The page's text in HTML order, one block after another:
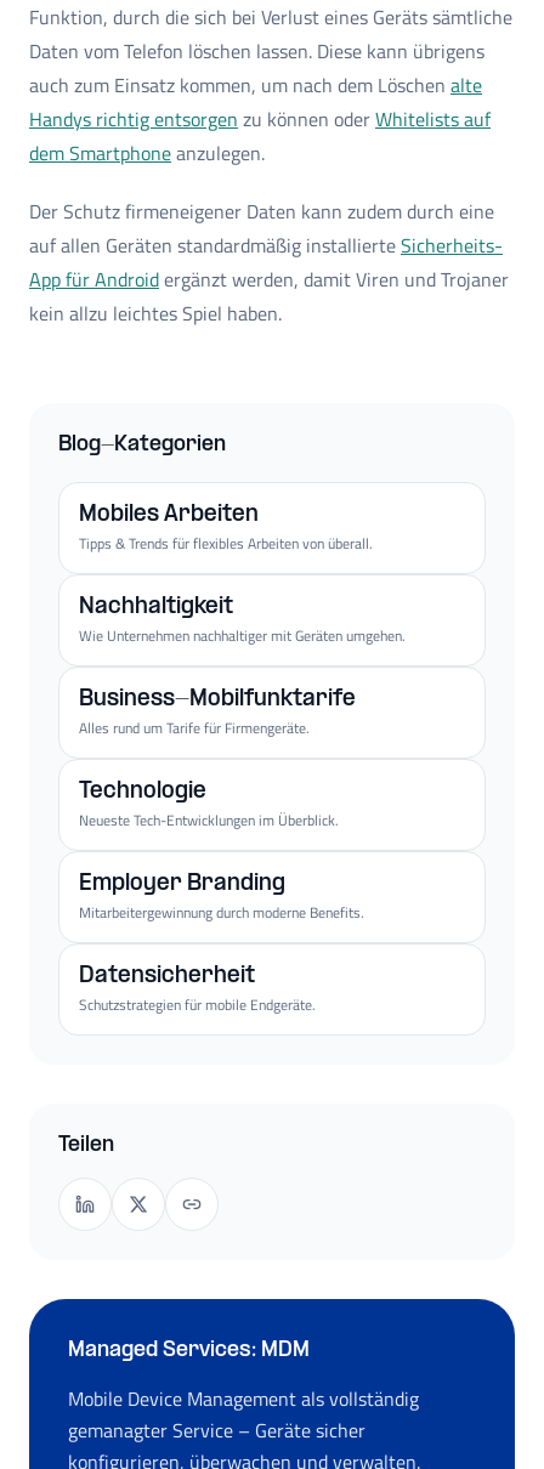
Funktion, durch die sich bei Verlust eines Geräts sämtliche
Daten vom Telefon löschen lassen. Diese kann übrigens
auch zum Einsatz kommen, um nach dem Löschen alte
Handys richtig entsorgen zu können oderWhitelists auf
dem Smartphoneanzulegen.
Der Schutz firmeneigener Daten kann zudem durch eine
auf allen Geräten standardmäßig installierteSicherheits-
App für Androidergänzt werden, damit Viren und Trojaner
kein allzu leichtes Spiel haben.
Blog-Kategorien
Mobiles Arbeiten
Tipps & Trends für flexibles Arbeiten von überall.
Nachhaltigkeit
Wie Unternehmen nachhaltiger mit Geräten umgehen.
Business-Mobilfunktarife
Alles rund um Tarife für Firmengeräte.
Technologie
Neueste Tech-Entwicklungen im Überblick.
Employer Branding
Mitarbeitergewinnung durch moderne Benefits.
Datensicherheit
Schutzstrategien für mobile Endgeräte.
Teilen
Managed Services: MDM
Mobile Device Management als vollständig
gemanagter Service – Geräte sicher
konfigurieren, überwachen und verwalten.